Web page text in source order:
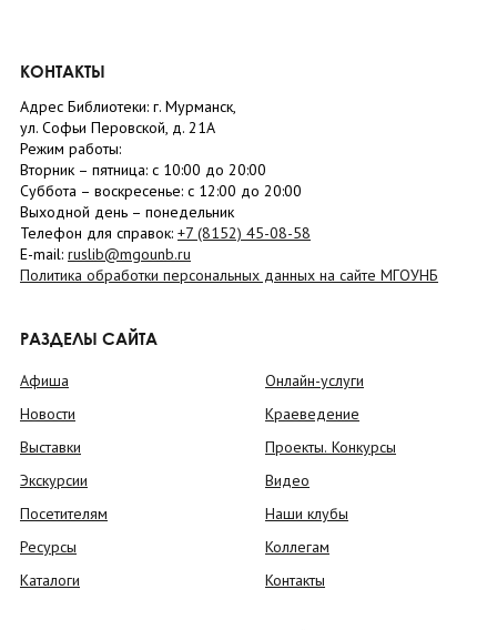
КОНТАКТЫ
Адрес Библиотеки: г. Мурманск,
ул. Софьи Перовской, д. 21А
Режим работы:
Вторник – пятница: с 10:00 до 20:00
Суббота – воскресенье: c 12:00 до 20:00
Выходной день – понедельник
Телефон для справок: +7 (8152) 45-08-58
E-mail: ruslib@mgounb.ru
Политика обработки персональных данных на сайте МГОУНБ
РАЗДЕЛЫ САЙТА
Афиша
Новости
Выставки
Экскурсии
Посетителям
Ресурсы
Каталоги
Онлайн-услуги
Краеведение
Проекты. Конкурсы
Видео
Наши клубы
Коллегам
Контакты